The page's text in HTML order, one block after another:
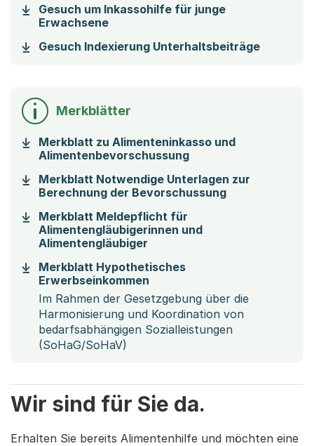
Gesuch um Inkassohilfe für junge
Erwachsene(Startet einen Download)
Gesuch Indexierung Unterhaltsbeiträge(Startet
Merkblätter
Merkblatt zu Alimenteninkasso und
Alimentenbevorschussung(Startet einen
Merkblatt Notwendige Unterlagen zur
Berechnung der Bevorschussung(Startet einen
Merkblatt Meldepflicht für
Alimentengläubigerinnen und
Alimentengläubiger
Merkblatt Hypothetisches
Erwerbseinkommen
Im Rahmen der Gesetzgebung über die
Harmonisierung und Koordination von
bedarfsabhängigen Sozialleistungen
(SoHaG/SoHaV)
Wir sind für Sie da.
Erhalten Sie bereits Alimentenhilfe und möchten eine